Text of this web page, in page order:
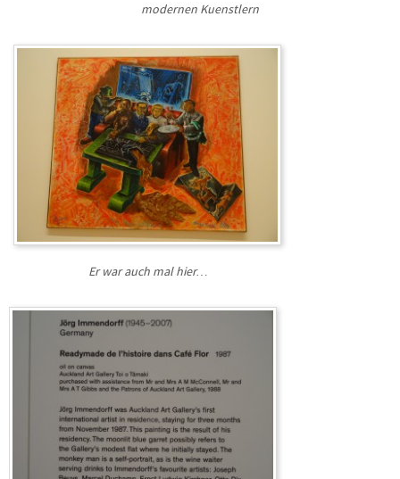
modernen Kuenstlern
Er war auch mal hier…